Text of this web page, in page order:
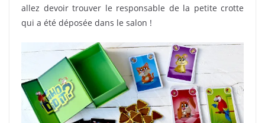
allez devoir trouver le responsable de la petite crotte
qui a été déposée dans le salon !